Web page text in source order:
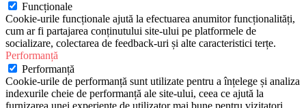
Funcționale
Cookie-urile funcționale ajută la efectuarea anumitor funcționalități,
cum ar fi partajarea conținutului site-ului pe platformele de
socializare, colectarea de feedback-uri și alte caracteristici terțe.
Performanță
Performanță
Cookie-urile de performanță sunt utilizate pentru a înțelege și analiza
indexurile cheie de performanță ale site-ului, ceea ce ajută la